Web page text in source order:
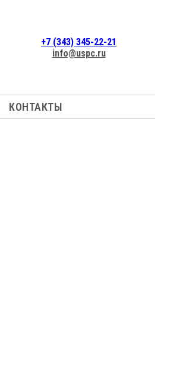
+7 (343) 345-22-21
info@uspc.ru
КОНТАКТЫ